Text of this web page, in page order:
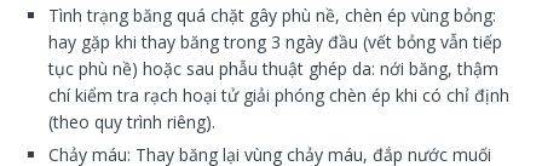
Tình trạng băng quá chặt gây phù nề, chèn ép vùng bỏng:
hay gặp khi thay băng trong 3 ngày đầu (vết bỏng vẫn tiếp
tục phù nề) hoặc sau phẫu thuật ghép da: nới băng, thậm
chí kiểm tra rạch hoại tử giải phóng chèn ép khi có chỉ định
(theo quy trình riêng).
Chảy máu: Thay băng lại vùng chảy máu, đắp nước muối